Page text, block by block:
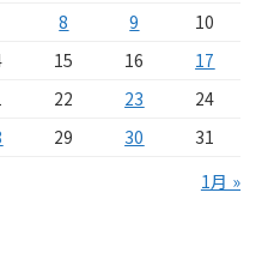
8 9
10
15 16
17
22 23
24
29 30
31
1月 »